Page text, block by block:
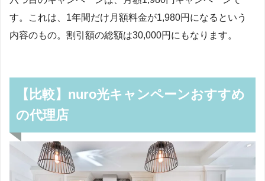
す。これは、1年間だけ月額料金が1,980円になるという
内容のもの。割引額の総額は30,000円にもなります。
【比較】nuro光キャンペーンおすすめ
の代理店